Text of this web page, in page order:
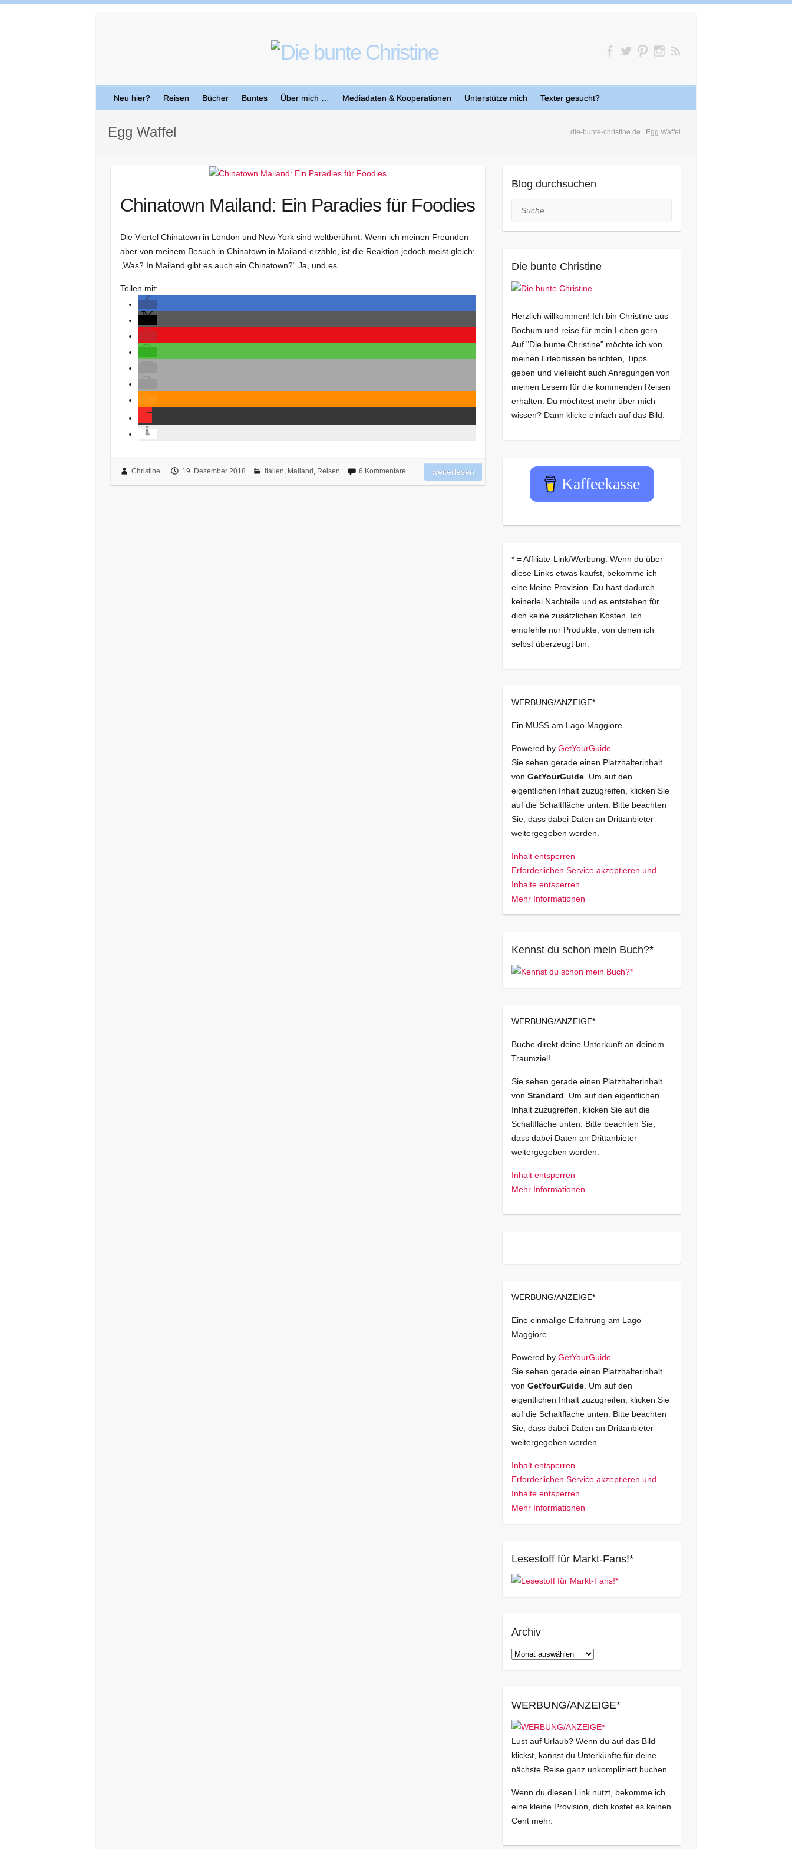
Neu hier? Reisen Bücher Buntes Über mich … Mediadaten & Kooperationen Unterstütze mich Texter gesucht?
die-bunte-christine.de Egg Waffel
Egg Waffel
Chinatown Mailand: Ein Paradies für Foodies
Die Viertel Chinatown in London und New York sind weltberühmt. Wenn ich meinen Freunden
aber von meinem Besuch in Chinatown in Mailand erzähle, ist die Reaktion jedoch meist gleich:
„Was? In Mailand gibt es auch ein Chinatown?“ Ja, und es…
Teilen mit:
Christine 19. Dezember 2018 Italien, Mailand , Reisen 6 Kommentare weiterlesen
Blog durchsuchen
Suche
Die bunte Christine
Herzlich willkommen! Ich bin Christine aus
Bochum und reise für mein Leben gern.
Auf "Die bunte Christine" möchte ich von
meinen Erlebnissen berichten, Tipps
geben und vielleicht auch Anregungen von
meinen Lesern für die kommenden Reisen
erhalten. Du möchtest mehr über mich
wissen? Dann klicke einfach auf das Bild.
Kaffeekasse
* = Affiliate-Link/Werbung: Wenn du über
diese Links etwas kaufst, bekomme ich
eine kleine Provision. Du hast dadurch
keinerlei Nachteile und es entstehen für
dich keine zusätzlichen Kosten. Ich
empfehle nur Produkte, von denen ich
selbst überzeugt bin.
WERBUNG/ANZEIGE*
Ein MUSS am Lago Maggiore
Powered by GetYourGuide
Sie sehen gerade einen Platzhalterinhalt
von GetYourGuide. Um auf den
eigentlichen Inhalt zuzugreifen, klicken Sie
auf die Schaltfläche unten. Bitte beachten
Sie, dass dabei Daten an Drittanbieter
weitergegeben werden.
Inhalt entsperren
Erforderlichen Service akzeptieren und
Inhalte entsperren
Mehr Informationen
Kennst du schon mein Buch?*
WERBUNG/ANZEIGE*
Buche direkt deine Unterkunft an deinem
Traumziel!
Sie sehen gerade einen Platzhalterinhalt
von Standard . Um auf den eigentlichen
Inhalt zuzugreifen, klicken Sie auf die
Schaltfläche unten. Bitte beachten Sie,
dass dabei Daten an Drittanbieter
weitergegeben werden.
Inhalt entsperren
Mehr Informationen
WERBUNG/ANZEIGE*
Eine einmalige Erfahrung am Lago
Maggiore
Powered by GetYourGuide
Sie sehen gerade einen Platzhalterinhalt
von GetYourGuide. Um auf den
eigentlichen Inhalt zuzugreifen, klicken Sie
auf die Schaltfläche unten. Bitte beachten
Sie, dass dabei Daten an Drittanbieter
weitergegeben werden.
Inhalt entsperren
Erforderlichen Service akzeptieren und
Inhalte entsperren
Mehr Informationen
Lesestoff für Markt-Fans!*
Archiv
Archiv
WERBUNG/ANZEIGE*
Lust auf Urlaub? Wenn du auf das Bild
klickst, kannst du Unterkünfte für deine
nächste Reise ganz unkompliziert buchen.
Wenn du diesen Link nutzt, bekomme ich
eine kleine Provision, dich kostet es keinen
Cent mehr.